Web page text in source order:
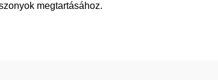
megtartásához.